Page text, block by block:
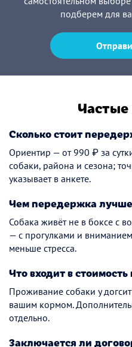
подберем для
Сколько стоит
Ориентир — от 990 ₽ за
собаки, района и сезона;
указывает в анкете.
Чем передержка
Собака живёт не в боксе с
— с прогулками и
меньше стресса.
Что входит в
Проживание собаки у
вашим кормом.
отдельно.
Заключается ли